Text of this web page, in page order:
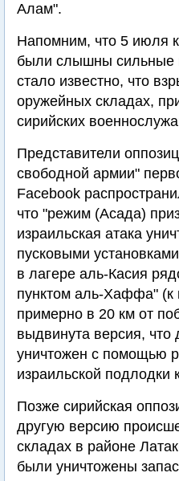
Алам".
Напомним, что 5 июля к
были слышны сильные
стало известно, что
оружейных складах,
сирийских
Представители
свободной армии"
Facebook
что "режим (Асада)
израильская атака
пусковыми
в лагере аль-Касия
пунктом аль-Хаффа" (к
примерно в 20 км от
выдвинута версия,
уничтожен с помощью
израильской подлодки
Позже сирийская
другую версию
складах в районе
были уничтожены